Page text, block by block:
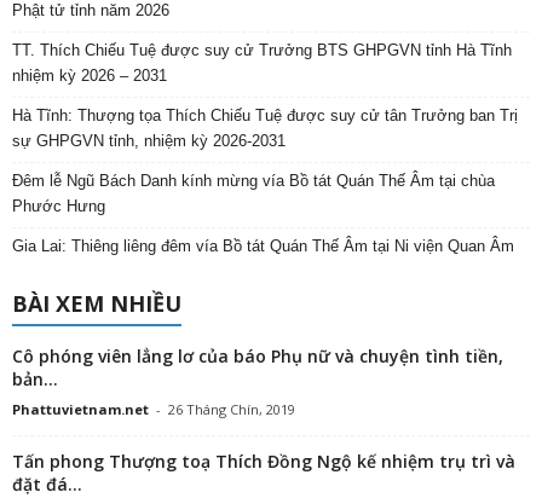
Phật tử tỉnh năm 2026
TT. Thích Chiếu Tuệ được suy cử Trưởng BTS GHPGVN tỉnh Hà Tĩnh
nhiệm kỳ 2026 – 2031
Hà Tĩnh: Thượng tọa Thích Chiếu Tuệ được suy cử tân Trưởng ban Trị
sự GHPGVN tỉnh, nhiệm kỳ 2026-2031
Đêm lễ Ngũ Bách Danh kính mừng vía Bồ tát Quán Thế Âm tại chùa
Phước Hưng
Gia Lai: Thiêng liêng đêm vía Bồ tát Quán Thế Âm tại Ni viện Quan Âm
BÀI XEM NHIỀU
Cô phóng viên lẳng lơ của báo Phụ nữ và chuyện tình tiền,
bản...
Phattuvietnam.net - 26 Tháng Chín, 2019
Tấn phong Thượng toạ Thích Đồng Ngộ kế nhiệm trụ trì và
đặt đá...